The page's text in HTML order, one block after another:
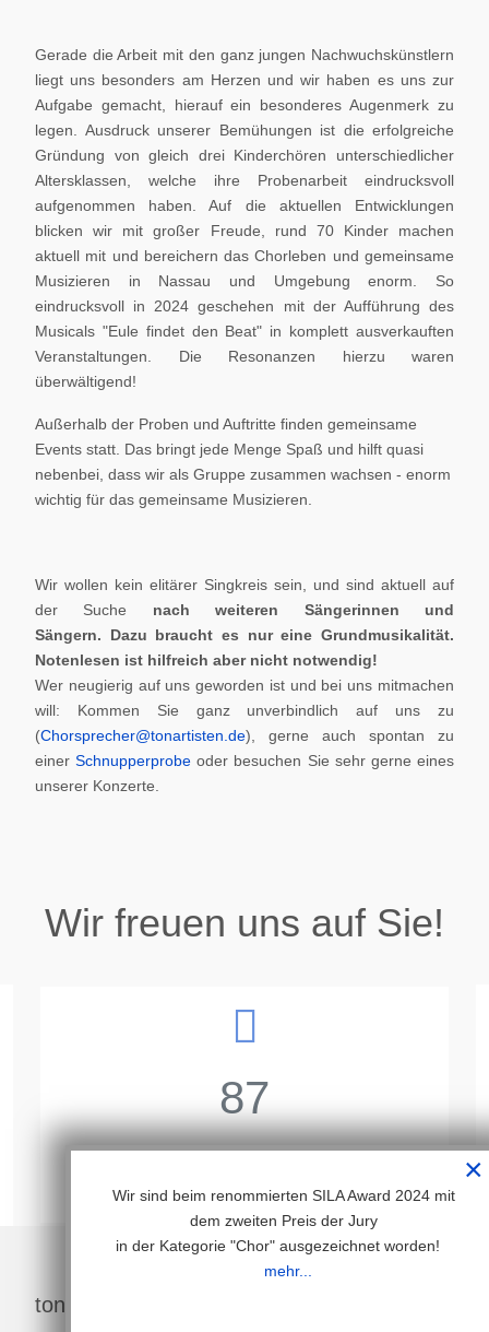
Gerade die Arbeit mit den ganz jungen Nachwuchskünstlern
liegt uns besonders am Herzen und wir haben es uns zur
Aufgabe gemacht, hierauf ein besonderes Augenmerk zu
legen. Ausdruck unserer Bemühungen ist die erfolgreiche
Gründung von gleich drei Kinderchören unterschiedlicher
Altersklassen, welche ihre Probenarbeit eindrucksvoll
aufgenommen haben. Auf die aktuellen Entwicklungen
blicken wir mit großer Freude, rund 70 Kinder machen
aktuell mit und bereichern das Chorleben und gemeinsame
Musizieren in Nassau und Umgebung enorm. So
eindrucksvoll in 2024 geschehen mit der Aufführung des
Musicals "Eule findet den Beat" in komplett ausverkauften
Veranstaltungen. Die Resonanzen hierzu waren
überwältigend!
Außerhalb der Proben und Auftritte finden gemeinsame
Events statt. Das bringt jede Menge Spaß und hilft quasi
nebenbei, dass wir als Gruppe zusammen wachsen - enorm
wichtig für das gemeinsame Musizieren.
Wir wollen kein elitärer Singkreis sein, und sind aktuell auf
der Suche nach weiteren Sängerinnen und
Sängern. Dazu braucht es nur eine Grundmusikalität.
Notenlesen ist hilfreich aber nicht notwendig!
Wer neugierig auf uns geworden ist und bei uns mitmachen
will: Kommen Sie ganz unverbindlich auf uns zu
(Chorsprecher@tonartisten.de), gerne auch spontan zu
einerSchnupperprobe oder besuchen Sie sehr gerne eines
unserer Konzerte.
Wir freuen uns auf Sie!
87
tonArt Kids - die Zukunft hat begonnen
×
Wir sind beim renommierten SILA Award 2024 mit
dem zweiten Preis der Jury
in der Kategorie "Chor" ausgezeichnet worden!
mehr...